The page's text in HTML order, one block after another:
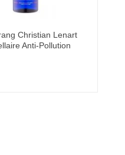
Christian Lenart
Anti-Pollution